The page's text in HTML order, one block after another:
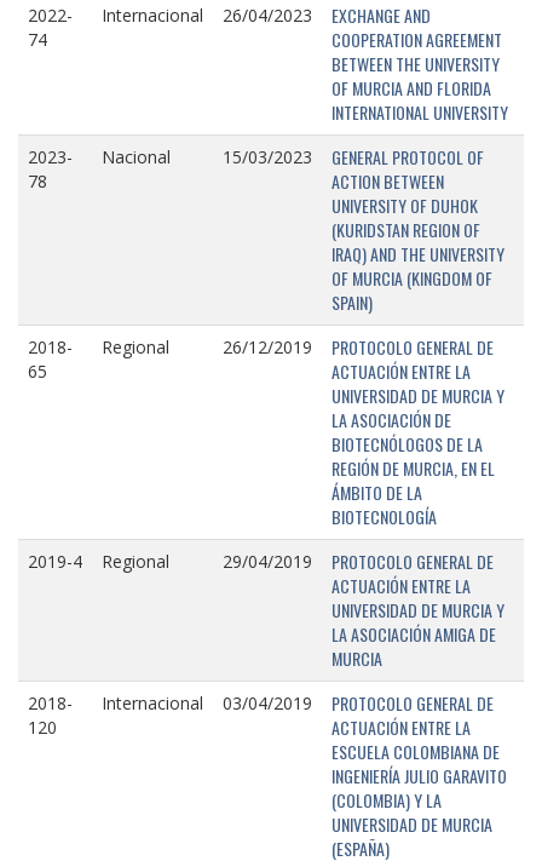
2022-
74
Internacional 26/04/2023
EXCHANGE AND
COOPERATION AGREEMENT
BETWEEN THE UNIVERSITY
OF MURCIA AND FLORIDA
INTERNATIONAL UNIVERSITY
2023-
78
Nacional 15/03/2023
GENERAL PROTOCOL OF
ACTION BETWEEN
UNIVERSITY OF DUHOK
(KURIDSTAN REGION OF
IRAQ) AND THE UNIVERSITY
OF MURCIA (KINGDOM OF
SPAIN)
2018-
65
Regional 26/12/2019
PROTOCOLO GENERAL DE
ACTUACIÓN ENTRE LA
UNIVERSIDAD DE MURCIA Y
LA ASOCIACIÓN DE
BIOTECNÓLOGOS DE LA
REGIÓN DE MURCIA, EN EL
ÁMBITO DE LA
BIOTECNOLOGÍA
2019-4 Regional 29/04/2019
PROTOCOLO GENERAL DE
ACTUACIÓN ENTRE LA
UNIVERSIDAD DE MURCIA Y
LA ASOCIACIÓN AMIGA DE
MURCIA
2018-
120
Internacional 03/04/2019
PROTOCOLO GENERAL DE
ACTUACIÓN ENTRE LA
ESCUELA COLOMBIANA DE
INGENIERÍA JULIO GARAVITO
(COLOMBIA) Y LA
UNIVERSIDAD DE MURCIA
(ESPAÑA)